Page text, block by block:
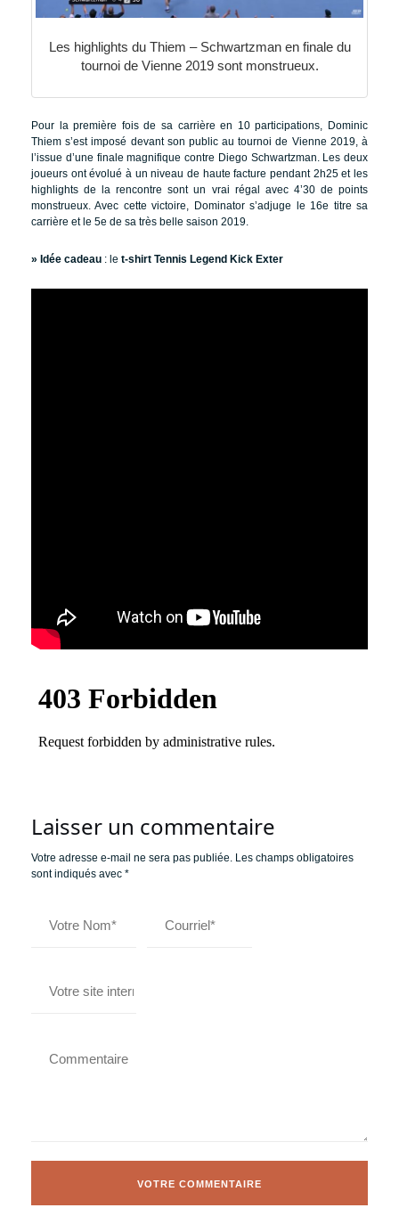
Les highlights du Thiem – Schwartzman en finale du
tournoi de Vienne 2019 sont monstrueux.
Pour la première fois de sa carrière en 10 participations, Dominic
Thiem s’est imposé devant son public au tournoi de Vienne 2019, à
l’issue d’une finale magnifique contre Diego Schwartzman. Les deux
joueurs ont évolué à un niveau de haute facture pendant 2h25 et les
highlights de la rencontre sont un vrai régal avec 4’30 de points
monstrueux. Avec cette victoire, Dominator s’adjuge le 16e titre sa
carrière et le 5e de sa très belle saison 2019.
» Idée cadeau : le t-shirt Tennis Legend Kick Exter
Laisser un commentaire
Votre adresse e-mail ne sera pas publiée. Les champs obligatoires
sont indiqués avec *